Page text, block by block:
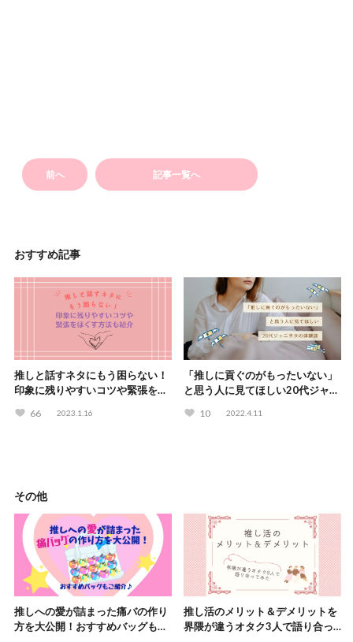
前へ 記事一覧へ
おすすめ記事
推しと話すネタにもう困らない！
印象に残りやすいコツや緊張をほ
66 2023.1.16
「推しに貢ぐのがもったいない」
と思う人に見てほしい20代ジャニ
10 2022.4.11
その他
推しへの愛が詰まった痛バの作り
方を大公開！おすすめバッグもご
推し活のメリット＆デメリットを
界隈が違うオタク3人で語り合っ